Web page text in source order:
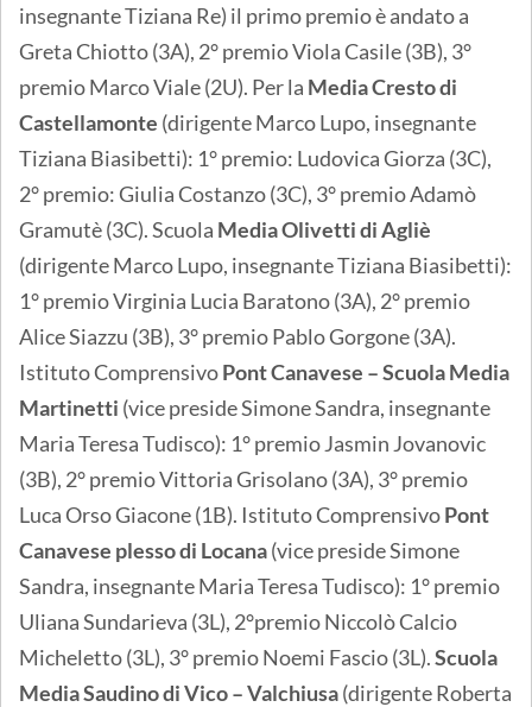
insegnante Tiziana Re) il primo premio è andato a
Greta Chiotto (3A), 2° premio Viola Casile (3B), 3°
premio Marco Viale (2U). Per la Media Cresto di
Castellamonte (dirigente Marco Lupo, insegnante
Tiziana Biasibetti): 1° premio: Ludovica Giorza (3C),
2° premio: Giulia Costanzo (3C), 3° premio Adamò
Gramutè (3C). Scuola Media Olivetti di Agliè
(dirigente Marco Lupo, insegnante Tiziana Biasibetti):
1° premio Virginia Lucia Baratono (3A), 2° premio
Alice Siazzu (3B), 3° premio Pablo Gorgone (3A).
Istituto ComprensivoPont Canavese – Scuola Media
Martinetti (vice preside Simone Sandra, insegnante
Maria Teresa Tudisco): 1° premio Jasmin Jovanovic
(3B), 2° premio Vittoria Grisolano (3A), 3° premio
Luca Orso Giacone (1B). Istituto ComprensivoPont
Canavese plesso di Locana(vice preside Simone
Sandra, insegnante Maria Teresa Tudisco): 1° premio
Uliana Sundarieva (3L), 2°premio Niccolò Calcio
Micheletto (3L), 3° premio Noemi Fascio (3L).Scuola
Media Saudino di Vico – Valchiusa(dirigente Roberta